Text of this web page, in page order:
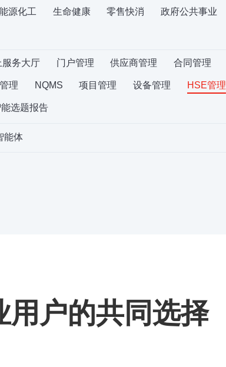
源化工 生命健康 零售快消 政府公共事业
服务大厅 门户管理 供应商管理 合同管理
理 NQMS 项目管理 设备管理 HSE管理
能选题报告
能体
用户的共同选择